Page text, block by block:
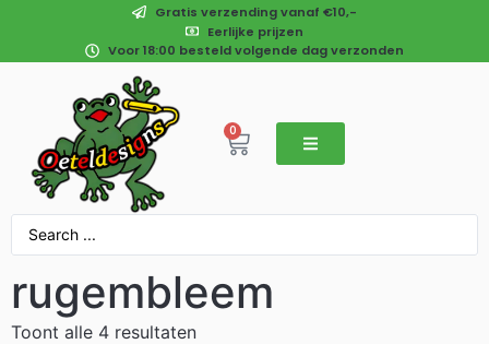
Gratis verzending vanaf €10,-
Eerlijke prijzen
Voor 18:00 besteld volgende dag verzonden
0
rugembleem
Toont alle 4 resultaten